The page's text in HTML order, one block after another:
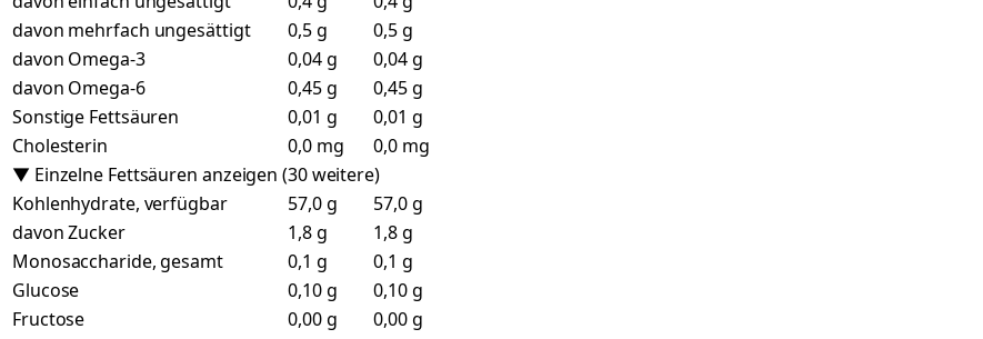
davon mehrfach ungesättigt
0,5 g
0,5 g
davon Omega-3
0,04 g
0,04 g
davon Omega-6
0,45 g
0,45 g
Sonstige Fettsäuren
0,01 g
0,01 g
Cholesterin
0,0 mg
0,0 mg
▼ Einzelne Fettsäuren anzeigen (30 weitere)
Kohlenhydrate, verfügbar
57,0 g
57,0 g
davon Zucker
1,8 g
1,8 g
Monosaccharide, gesamt
0,1 g
0,1 g
Glucose
0,10 g
0,10 g
Fructose
0,00 g
0,00 g